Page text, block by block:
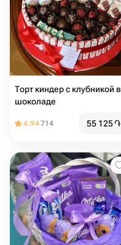
Торт киндер с клубникой в
шоколаде
4.94714 55 125֏